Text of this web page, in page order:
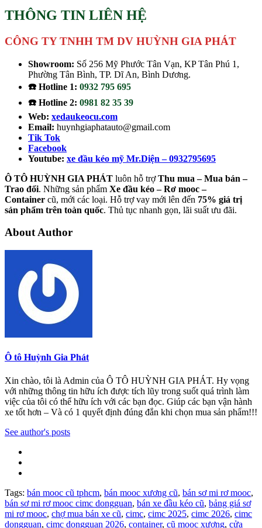
THÔNG TIN LIÊN HỆ
CÔNG TY TNHH TM DV HUỲNH GIA PHÁT
Showroom: Số 256 Mỹ Phước Tân Vạn, KP Tân Phú 1,
Phường Tân Bình, TP. Dĩ An, Bình Dương.
☎️ Hotline 1: 0932 795 695
☎️ Hotline 2: 0981 82 35 39
Web: xedaukeocu.com
Email: huynhgiaphatauto@gmail.com
Tik Tok
Facebook
Youtube: xe đầu kéo mỹ Mr.Diện – 0932795695
Ô TÔ HUỲNH GIA PHÁT luôn hỗ trợThu mua – Mua bán –
Trao đổi. Những sản phẩm Xe đầu kéo – Rơ mooc –
Container cũ, mới các loại. Hỗ trợ vay mới lên đến 75% giá trị
sản phẩm trên toàn quốc. Thủ tục nhanh gọn, lãi suất ưu đãi.
About Author
Ô tô Huỳnh Gia Phát
Xin chào, tôi là Admin của Ô TÔ HUỲNH GIA PHÁT. Hy vọng
với những thông tin hữu ích được tích lũy trong suốt quá trình làm
việc của tôi có thể hữu ích với các bạn đọc. Giúp các bạn vận hành
xe tốt hơn – Và có 1 quyết định đúng đắn khi chọn mua sản phẩm!!!
See author's posts
Tags: bán mooc cũ tphcm, bán mooc xương cũ, bán sơ mi rơ mooc,
bán sơ mi rơ mooc cimc dongguan, bán xe đầu kéo cũ, bảng giá sơ
mi rơ mooc, chợ mua bán xe cũ, cimc, cimc 2025, cimc 2026, cimc
dongguan, cimc dongguan 2026, container, cũ mooc xương, cửa